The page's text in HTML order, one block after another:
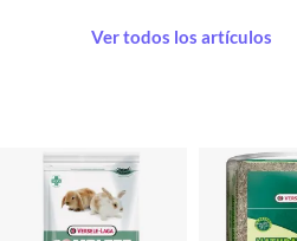
Ver todos los artículos